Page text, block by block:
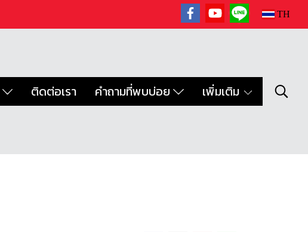
TH
ติดต่อเรา คำถามที่พบบ่อย เพิ่มเติม